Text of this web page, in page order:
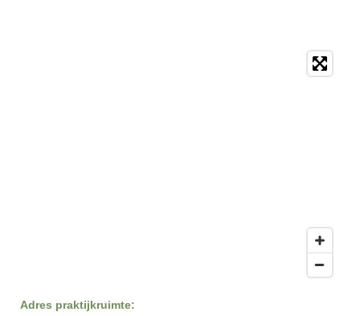
Adres praktijkruimte: